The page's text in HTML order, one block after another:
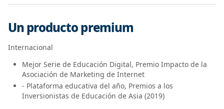
Un producto premium
Internacional
Mejor Serie de Educación Digital, Premio Impacto de la
Asociación de Marketing de Internet
- Plataforma educativa del año, Premios a los
Inversionistas de Educación de Asia (2019)